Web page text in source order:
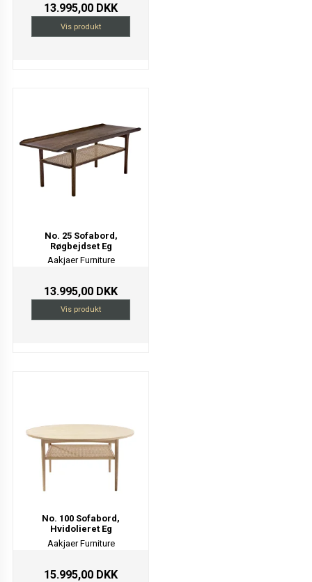
13.995,00 DKK
Vis produkt
No. 25 Sofabord,
Røgbejdset Eg
Aakjaer Furniture
13.995,00 DKK
Vis produkt
No. 100 Sofabord,
Hvidolieret Eg
Aakjaer Furniture
15.995,00 DKK